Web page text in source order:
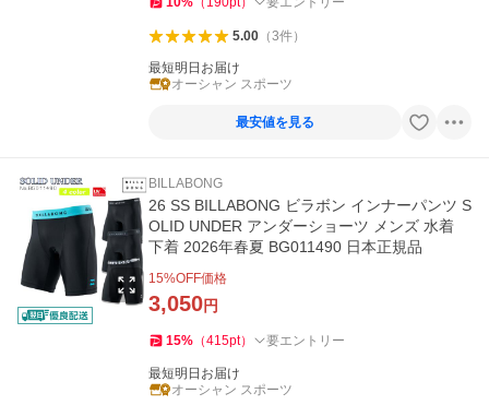
5.00（3件）
最短明日お届け
オーシャン スポーツ
最安値を見る
BILLABONG
26 SS BILLABONG ビラボン インナーパンツ S
OLID UNDER アンダーショーツ メンズ 水着
下着 2026年春夏 BG011490 日本正規品
15%OFF価格
3,050円
15% （415pt） 要エントリー
最短明日お届け
オーシャン スポーツ